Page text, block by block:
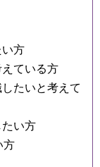
方
ている方
たいと考えて
い方
方